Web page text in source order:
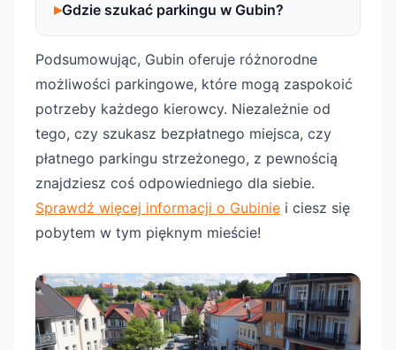
Gdzie szukać parkingu w Gubin?
Podsumowując, Gubin oferuje różnorodne
możliwości parkingowe, które mogą zaspokoić
potrzeby każdego kierowcy. Niezależnie od
tego, czy szukasz bezpłatnego miejsca, czy
płatnego parkingu strzeżonego, z pewnością
znajdziesz coś odpowiedniego dla siebie.
Sprawdź więcej informacji o Gubinie i ciesz się
pobytem w tym pięknym mieście!